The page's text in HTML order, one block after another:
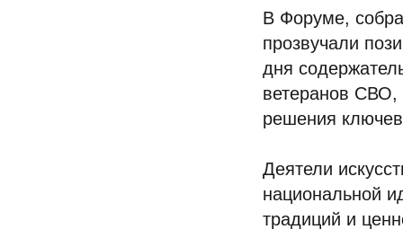
В Форуме,
прозвучали
дня
ветеранов СВО,
решения
Деятели
национальной
традиций и